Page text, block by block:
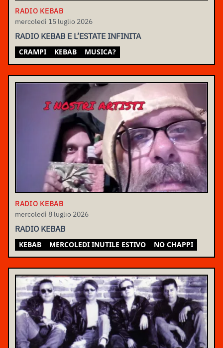
RADIO KEBAB
mercoledì 15 luglio 2026
RADIO KEBAB E L’ESTATE INFINITA
CRAMPI KEBAB MUSICA?
RADIO KEBAB
mercoledì 8 luglio 2026
RADIO KEBAB
KEBAB MERCOLEDI INUTILE ESTIVO NO CHAPPI